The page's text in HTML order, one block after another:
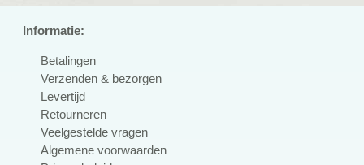
Informatie:
Betalingen
Verzenden & bezorgen
Levertijd
Retourneren
Veelgestelde vragen
Algemene voorwaarden